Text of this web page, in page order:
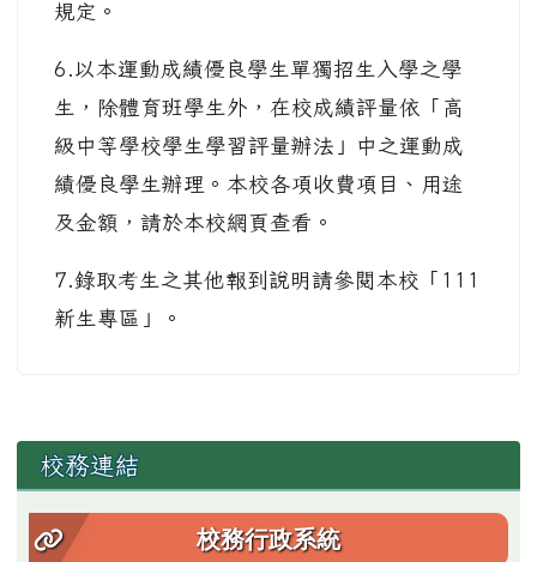
規定。
6.以本運動成績優良學生單獨招生入學之學
生，除體育班學生外，在校成績評量依「高
級中等學校學生學習評量辦法」中之運動成
績優良學生辦理。本校各項收費項目、用途
及金額，請於本校網頁查看。
7.錄取考生之其他報到說明請參閱本校「111
新生專區」。
左邊區域內容
校務連結
校務行政系統